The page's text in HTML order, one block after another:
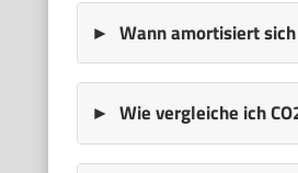
Wann amortisiert
Wie vergleiche ich